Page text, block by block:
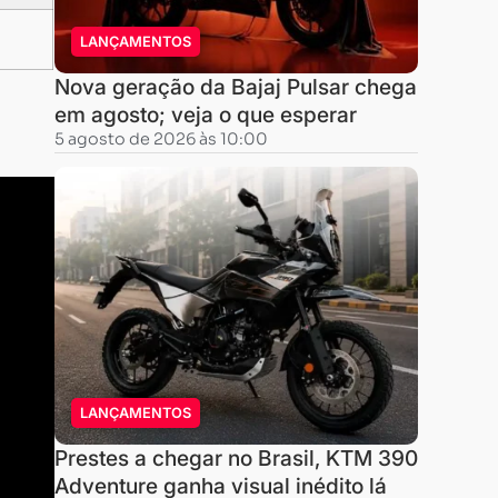
LANÇAMENTOS
Nova geração da Bajaj Pulsar chega
em agosto; veja o que esperar
5 agosto de 2026 às 10:00
LANÇAMENTOS
Prestes a chegar no Brasil, KTM 390
Adventure ganha visual inédito lá